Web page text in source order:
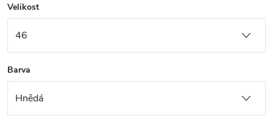
Velikost
Barva